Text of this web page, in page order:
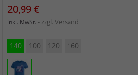
Preis
20,99 €
inkl. MwSt. zzgl. Versand
140 100 120 160